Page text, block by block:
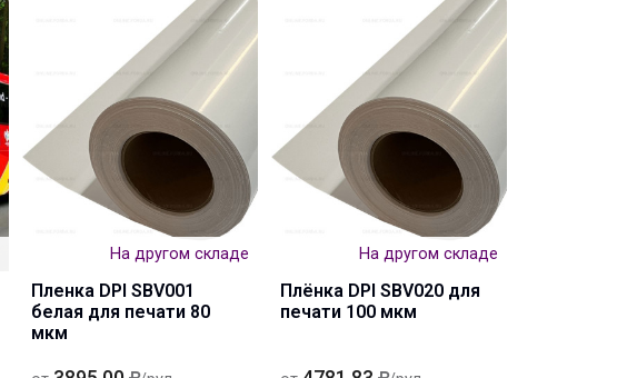
На другом складе
Пленка DPI SBV001
белая для печати 80
мкм
На другом складе
Плёнка DPI SBV020 для
печати 100 мкм